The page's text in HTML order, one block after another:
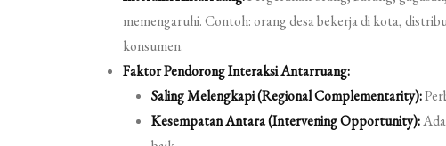
memengaruhi. Contoh: orang desa bekerja di kota,
konsumen.
Faktor Pendorong Interaksi Antarruang:
Saling Melengkapi (Regional Complementarity):
Kesempatan Antara (Intervening Opportunity):